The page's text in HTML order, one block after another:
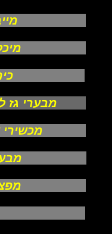
מיכלי
מבערי גז
מכשירי
מבערי